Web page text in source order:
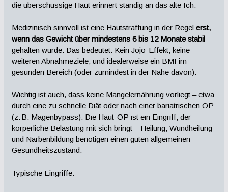
die überschüssige Haut erinnert ständig an das alte Ich.
Medizinisch sinnvoll ist eine Hautstraffung in der Regel erst,
wenn das Gewicht über mindestens 6 bis 12 Monate stabil
gehalten wurde. Das bedeutet: Kein Jojo-Effekt, keine
weiteren Abnahmeziele, und idealerweise ein BMI im
gesunden Bereich (oder zumindest in der Nähe davon).
Wichtig ist auch, dass keine Mangelernährung vorliegt – etwa
durch eine zu schnelle Diät oder nach einer bariatrischen OP
(z. B. Magenbypass). Die Haut-OP ist ein Eingriff, der
körperliche Belastung mit sich bringt – Heilung, Wundheilung
und Narbenbildung benötigen einen guten allgemeinen
Gesundheitszustand.
Typische Eingriffe: